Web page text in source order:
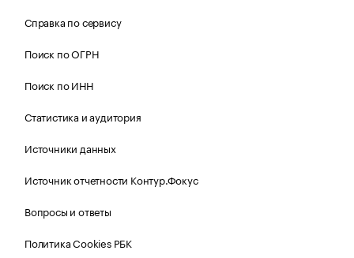
Справка по сервису
Поиск по ОГРН
Поиск по ИНН
Статистика и аудитория
Источники данных
Источник отчетности Контур.Фокус
Вопросы и ответы
Политика Cookies РБК